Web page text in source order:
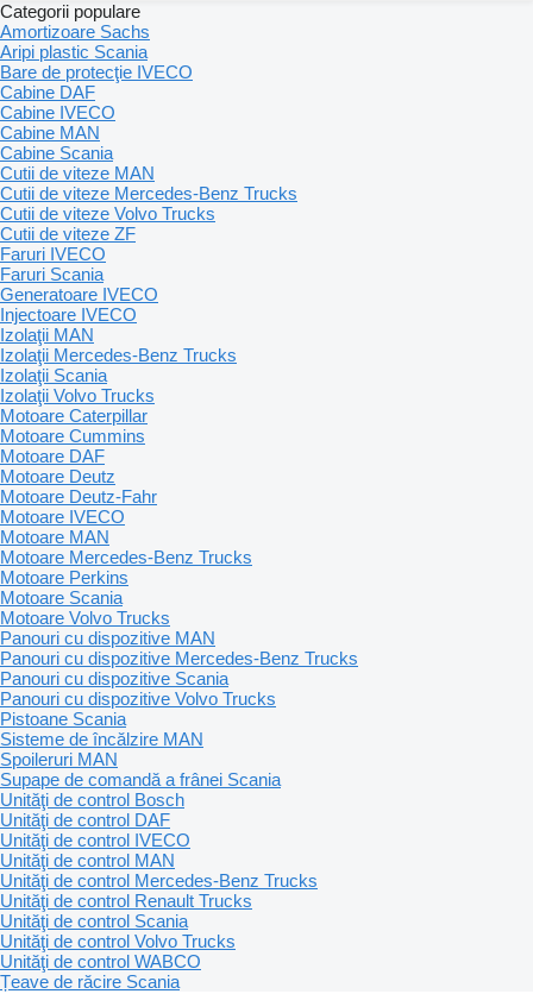
Categorii populare
Amortizoare Sachs
Aripi plastic Scania
Bare de protecţie IVECO
Cabine DAF
Cabine IVECO
Cabine MAN
Cabine Scania
Cutii de viteze MAN
Cutii de viteze Mercedes-Benz Trucks
Cutii de viteze Volvo Trucks
Cutii de viteze ZF
Faruri IVECO
Faruri Scania
Generatoare IVECO
Injectoare IVECO
Izolaţii MAN
Izolaţii Mercedes-Benz Trucks
Izolaţii Scania
Izolaţii Volvo Trucks
Motoare Caterpillar
Motoare Cummins
Motoare DAF
Motoare Deutz
Motoare Deutz-Fahr
Motoare IVECO
Motoare MAN
Motoare Mercedes-Benz Trucks
Motoare Perkins
Motoare Scania
Motoare Volvo Trucks
Panouri cu dispozitive MAN
Panouri cu dispozitive Mercedes-Benz Trucks
Panouri cu dispozitive Scania
Panouri cu dispozitive Volvo Trucks
Pistoane Scania
Sisteme de încălzire MAN
Spoileruri MAN
Supape de comandă a frânei Scania
Unităţi de control Bosch
Unităţi de control DAF
Unităţi de control IVECO
Unităţi de control MAN
Unităţi de control Mercedes-Benz Trucks
Unităţi de control Renault Trucks
Unităţi de control Scania
Unităţi de control Volvo Trucks
Unităţi de control WABCO
Țeave de răcire Scania